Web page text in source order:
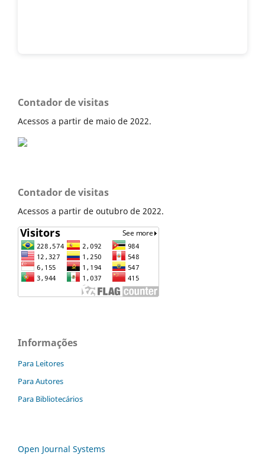
Contador de visitas
Acessos a partir de maio de 2022.
Contador de visitas
Acessos a partir de outubro de 2022.
Informações
Para Leitores
Para Autores
Para Bibliotecários
Open Journal Systems